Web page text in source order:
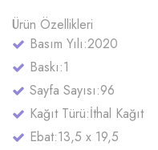
Ürün Özellikleri
Basım Yılı:2020
Baskı:1
Sayfa Sayısı:96
Kağıt Türü:İthal Kağıt
Ebat:13,5 x 19,5